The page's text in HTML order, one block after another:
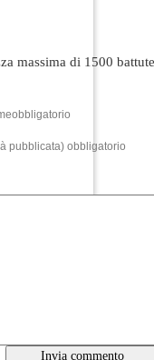
massima di 1500
pubblicata) obbligatorio